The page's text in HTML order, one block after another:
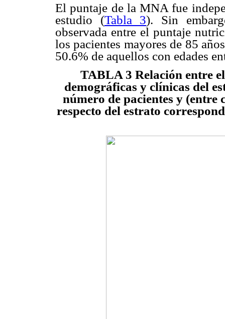
El puntaje de la MNA fue
estudio (Tabla 3). Sin
observada entre el puntaje
los pacientes mayores de 85
50.6% de aquellos con edades
TABLA 3 Relación entre
demográficas y clínicas del
número de pacientes y (entre
respecto del estrato